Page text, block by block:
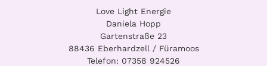
Love Light Energie
Daniela Hopp
Gartenstraße 23
88436 Eberhardzell / Füramoos
Telefon: 07358 924526